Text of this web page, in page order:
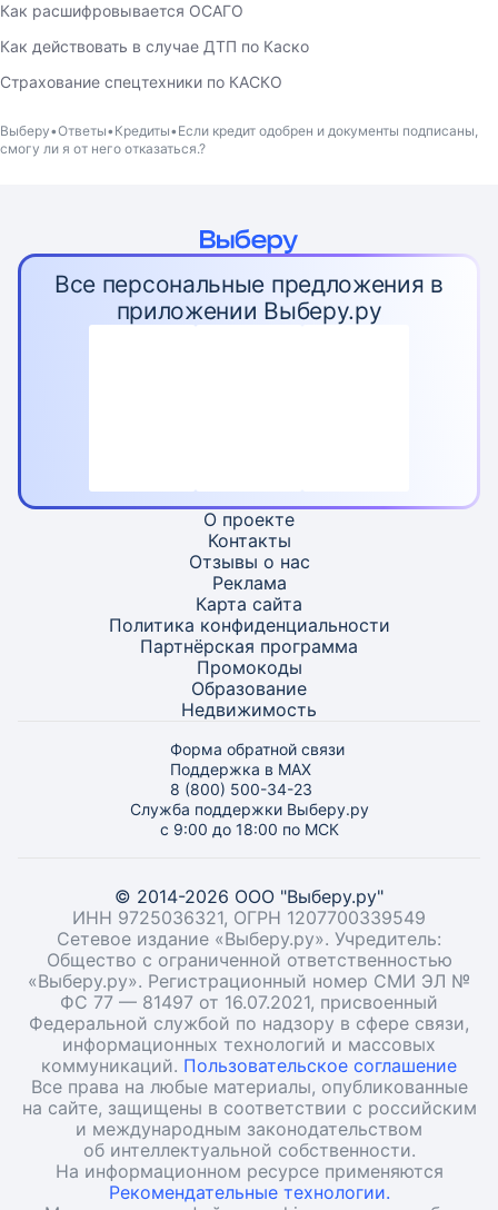
Как расшифровывается ОСАГО
Как действовать в случае ДТП по Каско
Страхование спецтехники по КАСКО
Выберу Ответы Кредиты Если кредит одобрен и документы подписаны,
смогу ли я от него отказаться.?
Все персональные предложения в
приложении Выберу.ру
О проекте
Контакты
Отзывы о нас
Реклама
Карта сайта
Политика конфиденциальности
Партнёрская программа
Промокоды
Образование
Недвижимость
Форма обратной связи
Поддержка в MAX
8 (800) 500-34-23
Служба поддержки Выберу.ру
с 9:00 до 18:00 по МСК
© 2014-2026 ООО "Выберу.ру"
ИНН 9725036321, ОГРН 1207700339549
Сетевое издание «Выберу.ру». Учредитель:
Общество с ограниченной ответственностью
«Выберу.ру». Регистрационный номер СМИ ЭЛ №
ФС 77 — 81497 от 16.07.2021, присвоенный
Федеральной службой по надзору в сфере связи,
информационных технологий и массовых
коммуникаций. Пользовательское соглашение
Все права на любые материалы, опубликованные
на сайте, защищены в соответствии с российским
и международным законодательством
об интеллектуальной собственности.
На информационном ресурсе применяются
Рекомендательные технологии.